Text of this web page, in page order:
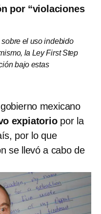
por “violaciones
el uso indebido
la Ley First Step
bajo estas
mexicano
expiatoriopor la
por lo que
se llevó a cabo de